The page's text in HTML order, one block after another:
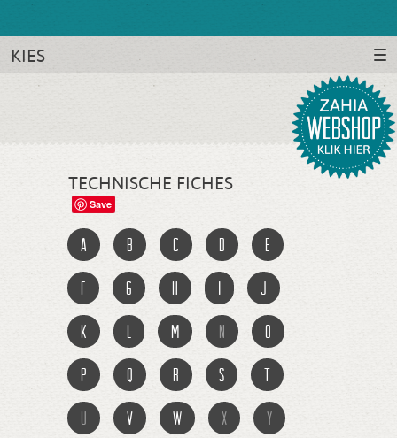
KIES
TECHNISCHE FICHES
Save
a b c d e
f g h i j
k l m n o
p q r s t
u v w x y